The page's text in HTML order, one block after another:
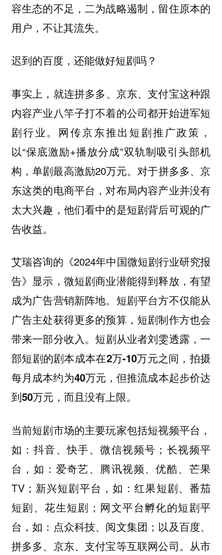
容生态的不足，二为战略遏制，留住原本的
用户，不让其流失。
迟到的百度，还能做好短剧吗？
事实上， 就连拼多多、京东、支付宝这种跟
内容产业八竿子打不着的公司都开始进军短
剧行业。 网传京东推出短剧推广政策，
以“保底激励+播放分成”双轨制吸引头部机
构，单剧最高激励20万元。对于拼多多、京
东这类的电商平台，对布局内容产业并没有
太大兴趣，他们看中的是短剧背后可观的广
告收益。
艾瑞咨询的《2024年中国微短剧行业研究报
告》显示，微短剧商业潜能得到释放，有望
成为广告营销新阵地。 短剧平台方不仅能从
广告主处获得更多的预算，短剧制作方也会
带来一部分收入。 短剧从业者刘雯透露，一
部短剧的剧本成本在2万-10万元之间，拍摄
每月成本约为40万元，但推流成本起步价达
到50万元，而且没有上限。
当前短剧市场的主要玩家包括短视频平台，
如：抖音、快手、微信视频号；长视频平
台，如：爱奇艺、腾讯视频、优酷、芒果
TV；新兴短剧平台，如：红果短剧、番茄
短剧、花生短剧；网文平台孵化的短剧平
台，如：点众科技、阅文集团；以及百度、
拼多多、京东、支付宝等互联网公司。 从市